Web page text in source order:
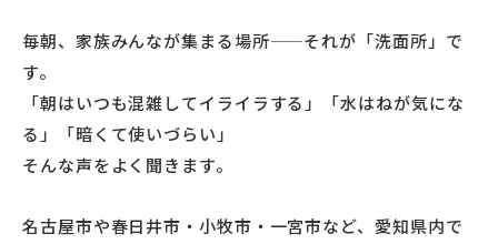
毎朝、家族みんなが集まる場所——それが「洗面所」で
す。
「朝はいつも混雑してイライラする」「水はねが気にな
る」「暗くて使いづらい」
そんな声をよく聞きます。
名古屋市や春日井市・小牧市・一宮市など、愛知県内で